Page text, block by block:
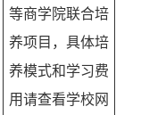
等商学院联合培
养项目，具体培
养模式和学习费
用请查看学校网